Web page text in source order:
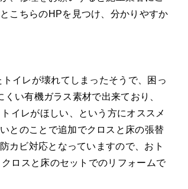
こちらのHPを見つけ、分かりやすか
イレが壊れてしまったそうで、困っ
い有機ガラス素材で出来ており、
イレがほしい、という方にオススメ
とのことで追加でクロスと床の張替
カビ対応となっていますので、おト
ロスと床のセットでのリフォームで